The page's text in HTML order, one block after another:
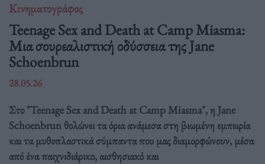
Κινηματογράφος
Teenage Sex and Death at Camp Miasma:
Μια σουρεαλιστική οδύσσεια της Jane
Schoenbrun
28.05.26
Στο "Teenage Sex and Death at Camp Miasma", η Jane
Schoenbrun θολώνει τα όρια ανάμεσα στη βιωμένη εμπειρία
και τα μυθοπλαστικά σύμπαντα που μας διαμορφώνουν, μέσα
από ένα παιχνιδιάρικο, αισθησιακό και